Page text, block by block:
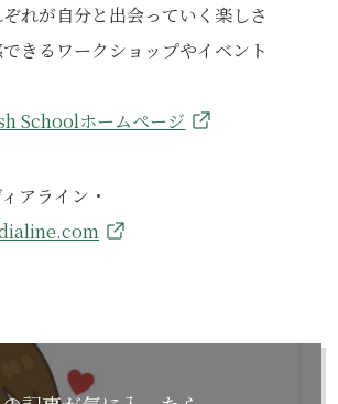
れが自分と出会っていく楽しさ
きるワークショップやイベント
Schoolホームページ
アライン・